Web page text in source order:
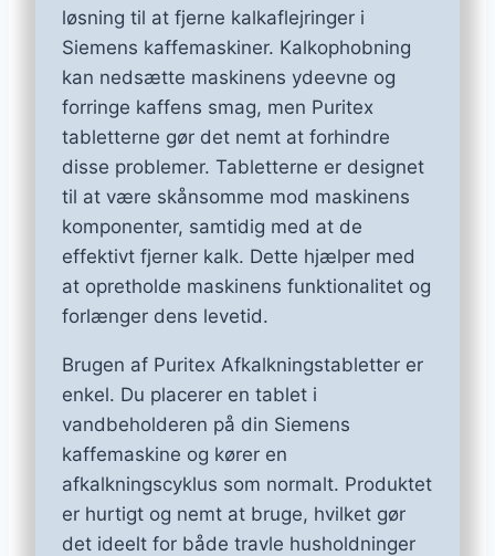
løsning til at fjerne kalkaflejringer i
Siemens kaffemaskiner. Kalkophobning
kan nedsætte maskinens ydeevne og
forringe kaffens smag, men Puritex
tabletterne gør det nemt at forhindre
disse problemer. Tabletterne er designet
til at være skånsomme mod maskinens
komponenter, samtidig med at de
effektivt fjerner kalk. Dette hjælper med
at opretholde maskinens funktionalitet og
forlænger dens levetid.
Brugen af Puritex Afkalkningstabletter er
enkel. Du placerer en tablet i
vandbeholderen på din Siemens
kaffemaskine og kører en
afkalkningscyklus som normalt. Produktet
er hurtigt og nemt at bruge, hvilket gør
det ideelt for både travle husholdninger